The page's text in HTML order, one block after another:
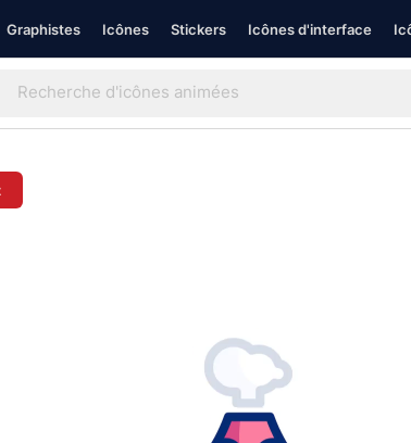
Graphistes Icônes Stickers Icônes d'interface